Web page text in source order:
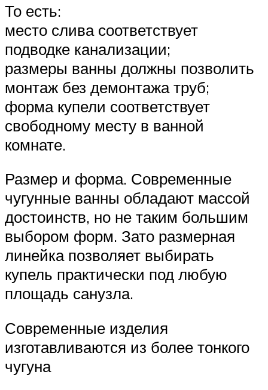
То есть:
место слива соответствует
подводке канализации;
размеры ванны должны позволить
монтаж без демонтажа труб;
форма купели соответствует
свободному месту в ванной
комнате.
Размер и форма. Современные
чугунные ванны обладают массой
достоинств, но не таким большим
выбором форм. Зато размерная
линейка позволяет выбирать
купель практически под любую
площадь санузла.
Современные изделия
изготавливаются из более тонкого
чугуна